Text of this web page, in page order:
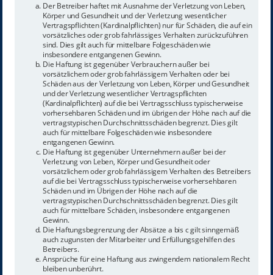
Der Betreiber haftet mit Ausnahme der Verletzung von Leben,
Körper und Gesundheit und der Verletzung wesentlicher
Vertragspflichten (Kardinalpflichten) nur für Schäden, die auf ein
vorsätzliches oder grob fahrlässiges Verhalten zurückzuführen
sind. Dies gilt auch für mittelbare Folgeschäden wie
insbesondere entgangenen Gewinn.
Die Haftung ist gegenüber Verbrauchern außer bei
vorsätzlichem oder grob fahrlässigem Verhalten oder bei
Schäden aus der Verletzung von Leben, Körper und Gesundheit
und der Verletzung wesentlicher Vertragspflichten
(Kardinalpflichten) auf die bei Vertragsschluss typischerweise
vorhersehbaren Schäden und im übrigen der Höhe nach auf die
vertragstypischen Durchschnittsschäden begrenzt. Dies gilt
auch für mittelbare Folgeschäden wie insbesondere
entgangenen Gewinn.
Die Haftung ist gegenüber Unternehmern außer bei der
Verletzung von Leben, Körper und Gesundheit oder
vorsätzlichem oder grob fahrlässigem Verhalten des Betreibers
auf die bei Vertragsschluss typischerweise vorhersehbaren
Schäden und im Übrigen der Höhe nach auf die
vertragstypischen Durchschnittsschäden begrenzt. Dies gilt
auch für mittelbare Schäden, insbesondere entgangenen
Gewinn.
Die Haftungsbegrenzung der Absätze a bis c gilt sinngemäß
auch zugunsten der Mitarbeiter und Erfüllungsgehilfen des
Betreibers.
Ansprüche für eine Haftung aus zwingendem nationalem Recht
bleiben unberührt.